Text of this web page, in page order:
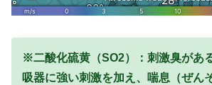
※二酸化硫黄（SO2）：刺激臭があ
吸器に強い刺激を加え、喘息（ぜん